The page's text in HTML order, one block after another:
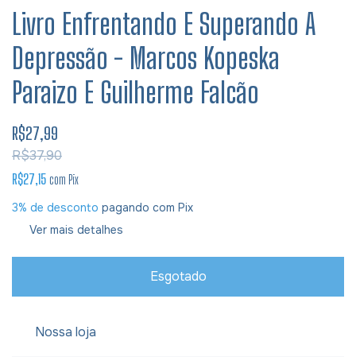
Livro Enfrentando E Superando A
Depressão - Marcos Kopeska
Paraizo E Guilherme Falcão
R$27,99
R$37,90
R$27,15 com Pix
3% de desconto pagando com Pix
Ver mais detalhes
Nossa loja